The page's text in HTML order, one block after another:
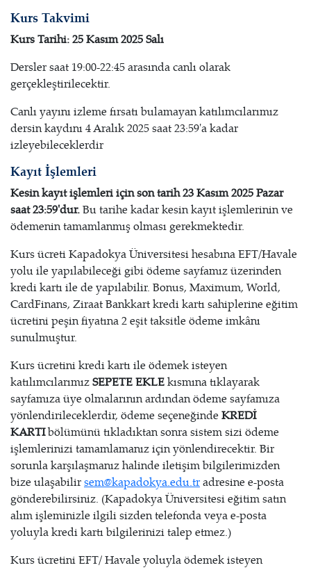
Kurs Takvimi
Kurs Tarihi: 25 Kasım 2025 Salı
Dersler saat 19:00-22:45 arasında canlı olarak
gerçekleştirilecektir.
Canlı yayını izleme fırsatı bulamayan katılımcılarımız
dersin kaydını 4 Aralık 2025 saat 23:59'a kadar
izleyebileceklerdir
Kayıt İşlemleri
Kesin kayıt işlemleri için son tarih 23 Kasım 2025 Pazar
saat 23:59'dur.Bu tarihe kadar kesin kayıt işlemlerinin ve
ödemenin tamamlanmış olması gerekmektedir.
Kurs ücreti Kapadokya Üniversitesi hesabına EFT/Havale
yolu ile yapılabileceği gibi ödeme sayfamız üzerinden
kredi kartı ile de yapılabilir. Bonus, Maximum, World,
CardFinans, Ziraat Bankkart kredi kartı sahiplerine eğitim
ücretini peşin fiyatına 2 eşit taksitle ödeme imkânı
sunulmuştur.
Kurs ücretini kredi kartı ile ödemek isteyen
katılımcılarımızSEPETE EKLEkısmına tıklayarak
sayfamıza üye olmalarının ardından ödeme sayfamıza
yönlendirileceklerdir, ödeme seçeneğinde KREDİ
KARTIbölümünü tıkladıktan sonra sistem sizi ödeme
işlemlerinizi tamamlamanız için yönlendirecektir. Bir
sorunla karşılaşmanız halinde iletişim bilgilerimizden
bize ulaşabilirsem@kapadokya.edu.tradresine e-posta
gönderebilirsiniz. (Kapadokya Üniversitesi eğitim satın
alım işleminizle ilgili sizden telefonda veya e-posta
yoluyla kredi kartı bilgilerinizi talep etmez.)
Kurs ücretini EFT/ Havale yoluyla ödemek isteyen